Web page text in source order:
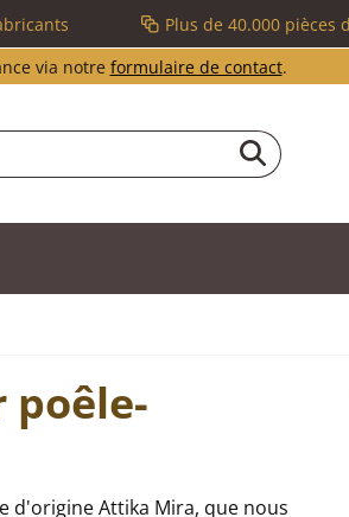
Plus de 40.000 pièces
via notre formulaire de contact.
poêle-
d'origine Attika Mira, que nous